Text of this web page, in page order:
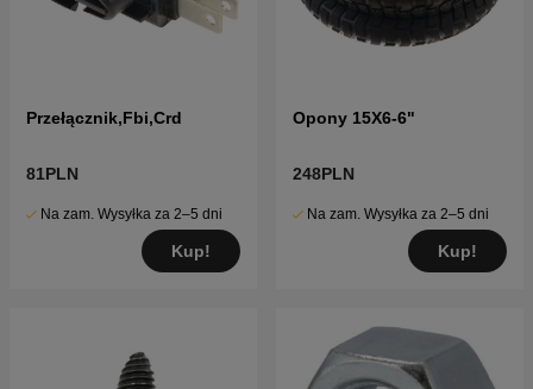
Przełącznik,Fbi,Crd
81PLN
Na zam. Wysyłka za 2–5 dni
Kup!
Opony 15X6-6"
248PLN
Na zam. Wysyłka za 2–5 dni
Kup!